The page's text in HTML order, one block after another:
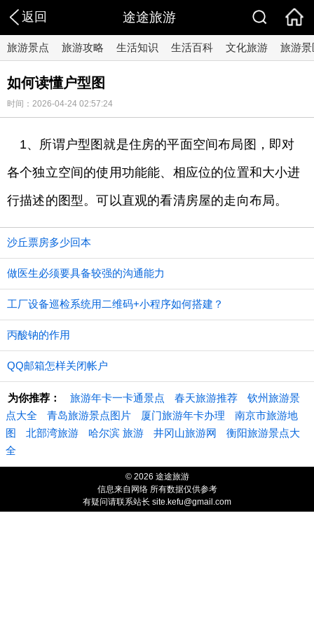
返回 途途旅游
旅游景点 旅游攻略 生活知识 生活百科 文化旅游 旅游景
如何读懂户型图
时间：2026-04-24 02:57:24
1、所谓户型图就是住房的平面空间布局图，即对
各个独立空间的使用功能能、相应位的位置和大小进
行描述的图型。可以直观的看清房屋的走向布局。
沙丘票房多少回本
做医生必须要具备较强的沟通能力
工厂设备巡检系统用二维码+小程序如何搭建？
丙酸钠的作用
QQ邮箱怎样关闭帐户
为你推荐： 旅游年卡一卡通景点 春天旅游推荐
钦州旅游景
点大全
青岛旅游景点图片 厦门旅游年卡办理
南京市旅游地
图
北部湾旅游 哈尔滨 旅游 井冈山旅游网
衡阳旅游景点大
全
© 2026 途途旅游
信息来自网络 所有数据仅供参考
有疑问请联系站长 site.kefu@gmail.com